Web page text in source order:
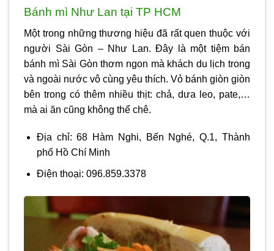
Bánh mì Như Lan tại TP HCM
Một trong những thương hiệu đã rất quen thuộc với
người Sài Gòn – Như Lan. Đây là một tiệm bán
bánh mì Sài Gòn thơm ngon mà khách du lịch trong
và ngoài nước vô cùng yêu thích. Vỏ bánh giòn giòn
bên trong có thêm nhiều thịt: chả, dưa leo, pate,…
mà ai ăn cũng không thể chê.
Địa chỉ: 68 Hàm Nghi, Bến Nghé, Q.1, Thành
phố Hồ Chí Minh
Điện thoại: 096.859.3378